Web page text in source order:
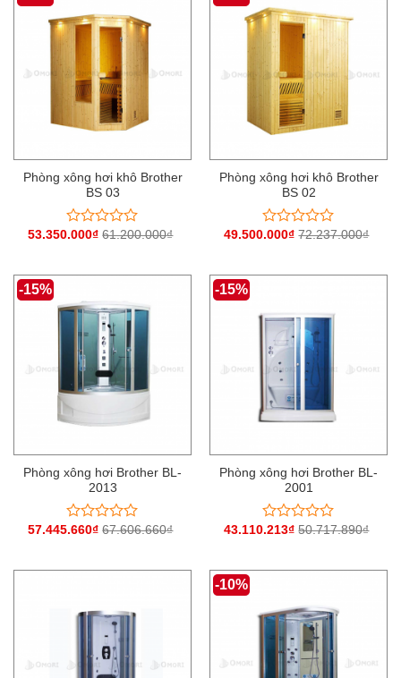
sao
sao
Phòng xông hơi khô Brother
BS 03
Được
0
sao
53.350.000₫ 61.200.000₫
Phòng xông hơi khô Brother
BS 02
Được
0
49.500.000₫ 72.237.000₫
-15%
Phòng xông hơi Brother BL-
2013
Được
0
57.445.660₫ 67.606.660₫
-15%
Phòng xông hơi Brother BL-
2001
Được
0
43.110.213₫ 50.717.890₫
-10%